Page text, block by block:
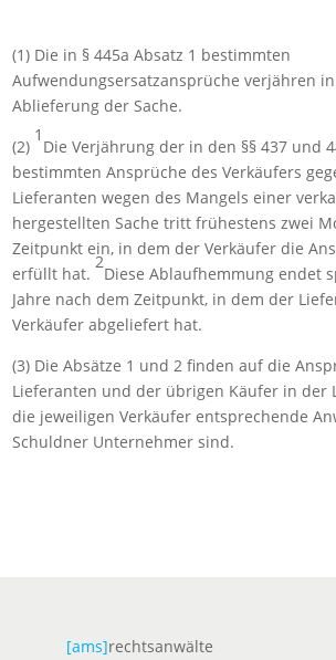
(1) Die in § 445a Absatz 1 bestimmten
Aufwendungsersatzansprüche verjähren
Ablieferung der Sache.
(2)
1
Die Verjährung der in den §§ 437 und
bestimmten Ansprüche des Verkäufers
Lieferanten wegen des Mangels einer
hergestellten Sache tritt frühestens zwei
Zeitpunkt ein, in dem der Verkäufer die
erfüllt hat.
2
Diese Ablaufhemmung endet
Jahre nach dem Zeitpunkt, in dem der
Verkäufer abgeliefert hat.
(3) Die Absätze 1 und 2 finden auf die
Lieferanten und der übrigen Käufer in der
die jeweiligen Verkäufer entsprechende
Schuldner Unternehmer sind.
[ams]rechtsanwälte